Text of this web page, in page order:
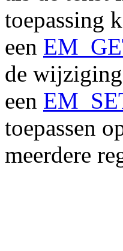
toepassing
een
de
een
toepassen
meerdere